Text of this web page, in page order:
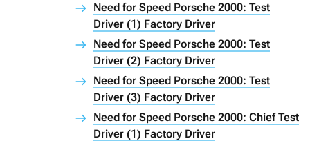
Need for Speed Porsche 2000: Test
Driver (1) Factory Driver
Need for Speed Porsche 2000: Test
Driver (2) Factory Driver
Need for Speed Porsche 2000: Test
Driver (3) Factory Driver
Need for Speed Porsche 2000: Chief Test
Driver (1) Factory Driver